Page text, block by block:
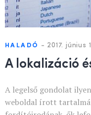
HALADÓ - 2017. június
A lokalizáció
A legelső gondolat
weboldal írott